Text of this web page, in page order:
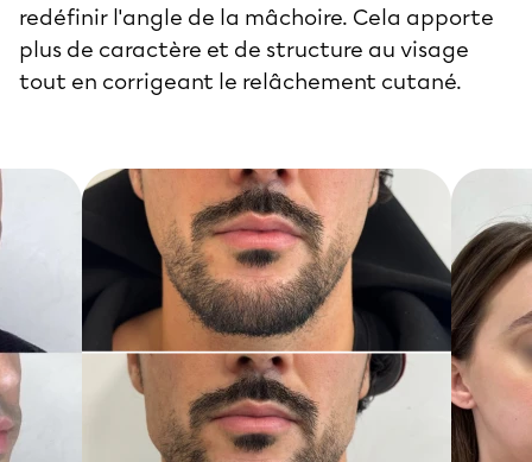
redéfinir l'angle de la mâchoire. Cela apporte
plus de caractère et de structure au visage
tout en corrigeant le relâchement cutané.